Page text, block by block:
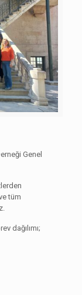
Genel
tüm
dağılımı;